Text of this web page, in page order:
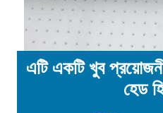
এটি একটি খুব
হেড